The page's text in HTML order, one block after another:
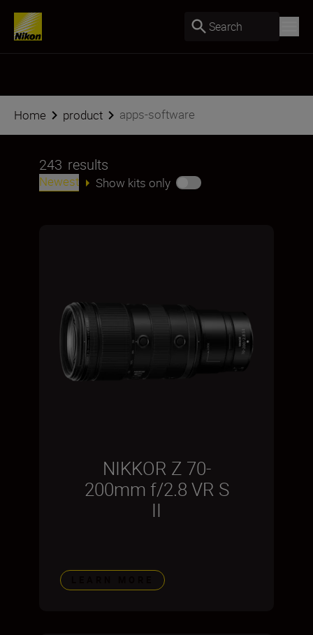
Search
Home product apps-software
243 results
Newest Show kits only
NIKKOR Z 70-
200mm f/2.8 VR S
II